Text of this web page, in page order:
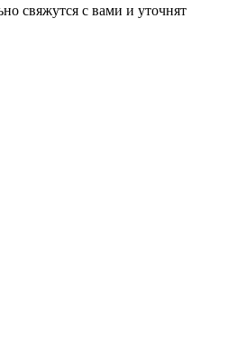
свяжутся с вами и уточнят